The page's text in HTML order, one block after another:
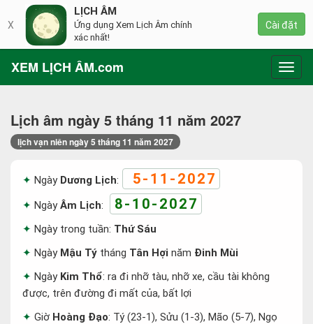
XEM LỊCH ÂM.com
Lịch âm ngày 5 tháng 11 năm 2027
lịch vạn niên ngày 5 tháng 11 năm 2027
Ngày Dương Lịch: 5-11-2027
NgàyÂm Lịch: 8-10-2027
Ngày trong tuần: Thứ Sáu
Ngày Mậu Tý tháng Tân Hợi năm Đinh Mùi
Ngày Kim Thổ: ra đi nhỡ tàu, nhỡ xe, cầu tài không
được, trên đường đi mất của, bất lợi
Giờ Hoàng Đạo: Tý (23-1), Sửu (1-3), Mão (5-7), Ngọ
X
LỊCH ÂM
Ứng dụng Xem Lịch Âm chính
xác nhất!
Cài đặt